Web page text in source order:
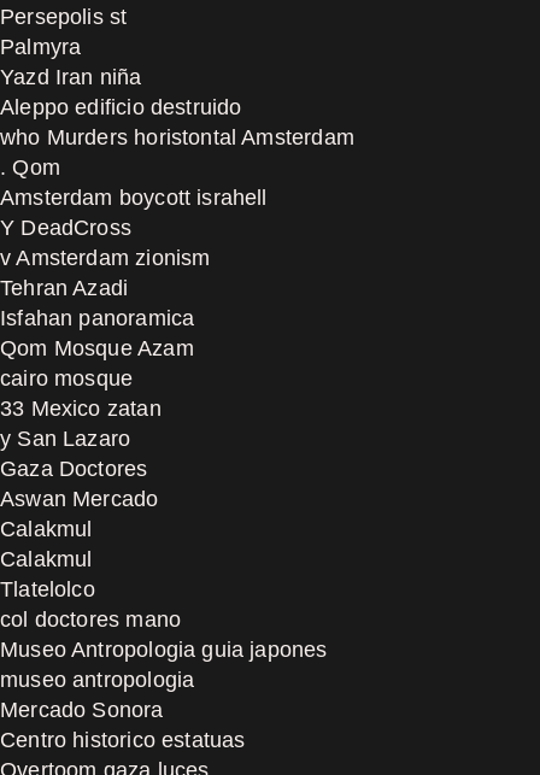
Persepolis st
Palmyra
Yazd Iran niña
Aleppo edificio destruido
who Murders horistontal Amsterdam
. Qom
Amsterdam boycott israhell
Y DeadCross
v Amsterdam zionism
Tehran Azadi
Isfahan panoramica
Qom Mosque Azam
cairo mosque
33 Mexico zatan
y San Lazaro
Gaza Doctores
Aswan Mercado
Calakmul
Calakmul
Tlatelolco
col doctores mano
Museo Antropologia guia japones
museo antropologia
Mercado Sonora
Centro historico estatuas
Overtoom gaza luces